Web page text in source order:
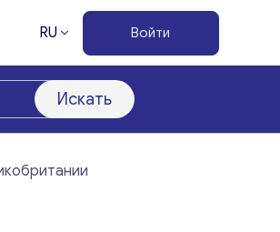
RU Войти
Искать